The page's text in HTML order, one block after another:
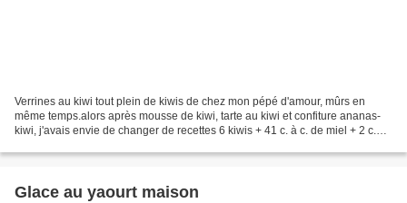
Verrines au kiwi tout plein de kiwis de chez mon pépé d'amour, mûrs en
même temps.alors après mousse de kiwi, tarte au kiwi et confiture ananas-
kiwi, j'avais envie de changer de recettes 6 kiwis + 41 c. à c. de miel + 2 c.à
Glace au yaourt maison